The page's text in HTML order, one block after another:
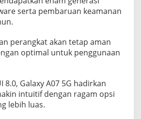
serta pembaruan keamanan
perangkat akan tetap aman
optimal untuk penggunaan
8.0, Galaxy A07 5G hadirkan
intuitif dengan ragam opsi
lebih luas.